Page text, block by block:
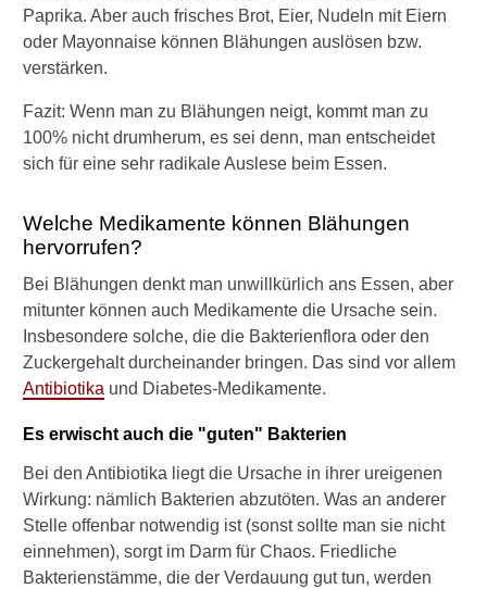
Paprika. Aber auch frisches Brot, Eier, Nudeln mit Eiern
oder Mayonnaise können Blähungen auslösen bzw.
verstärken.
Fazit: Wenn man zu Blähungen neigt, kommt man zu
100% nicht drumherum, es sei denn, man entscheidet
sich für eine sehr radikale Auslese beim Essen.
Welche Medikamente können Blähungen
hervorrufen?
Bei Blähungen denkt man unwillkürlich ans Essen, aber
mitunter können auch Medikamente die Ursache sein.
Insbesondere solche, die die Bakterienflora oder den
Zuckergehalt durcheinander bringen. Das sind vor allem
Antibiotika und Diabetes-Medikamente.
Es erwischt auch die "guten" Bakterien
Bei den Antibiotika liegt die Ursache in ihrer ureigenen
Wirkung: nämlich Bakterien abzutöten. Was an anderer
Stelle offenbar notwendig ist (sonst sollte man sie nicht
einnehmen), sorgt im Darm für Chaos. Friedliche
Bakterienstämme, die der Verdauung gut tun, werden
t
e
n
i
n
d
s
o
d
e
r
g
u
v
r
d
a
u
l